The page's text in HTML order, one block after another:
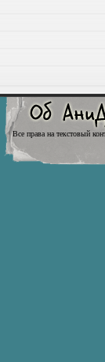
Все права на текстовый